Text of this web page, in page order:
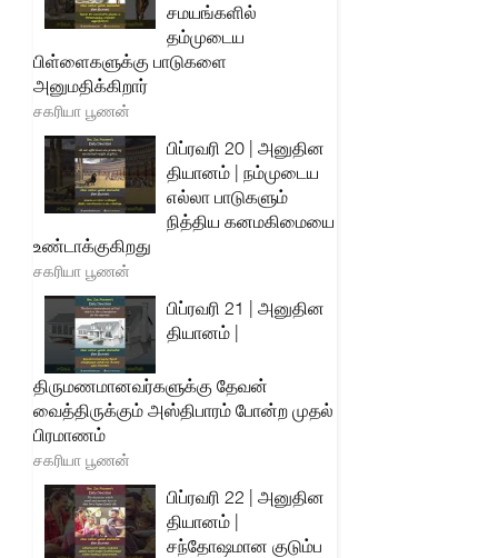
சமயங்களில்
தம்முடைய
பிள்ளைகளுக்கு பாடுகளை
அனுமதிக்கிறார்
சகரியா பூணன்
பிப்ரவரி 20 | அனுதின
தியானம் | நம்முடைய
எல்லா பாடுகளும்
நித்திய கனமகிமையை
உண்டாக்குகிறது
சகரியா பூணன்
பிப்ரவரி 21 | அனுதின
தியானம் |
திருமணமானவர்களுக்கு தேவன்
வைத்திருக்கும் அஸ்திபாரம் போன்ற முதல்
பிரமாணம்
சகரியா பூணன்
பிப்ரவரி 22 | அனுதின
தியானம் |
சந்தோஷமான குடும்ப